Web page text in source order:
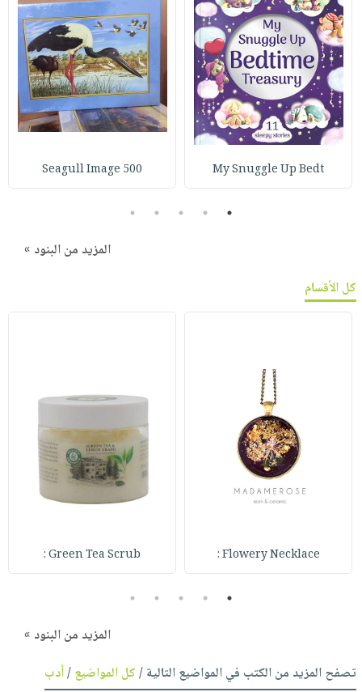
My Snuggle Up Bedt
Seagull Image 500
1
2
3
4
5
المزيد من البنود »
كل الأقسام
Flowery Necklace :
Green Tea Scrub :
1
2
3
4
5
المزيد من البنود »
تصفح المزيد من الكتب في المواضيع التالية /كل المواضيع/أدب